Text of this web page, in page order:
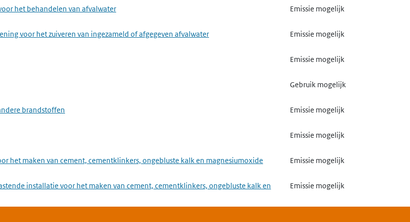
het behandelen van afvalwater Emissie mogelijk
voor het zuiveren van ingezameld of afgegeven afvalwater Emissie mogelijk
Emissie mogelijk
Gebruik mogelijk
brandstoffen Emissie mogelijk
Emissie mogelijk
het maken van cement, cementklinkers, ongebluste kalk en magnesiumoxide Emissie mogelijk
installatie voor het maken van cement, cementklinkers, ongebluste kalk en
Emissie mogelijk